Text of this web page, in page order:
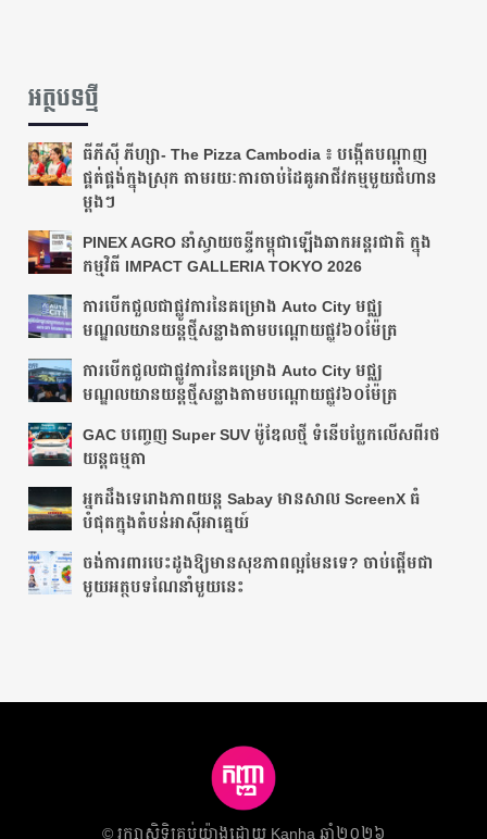
អត្ថបទថ្មី
ធីភីស៊ី ភីហ្សា- The Pizza Cambodia ៖ បង្កើតបណ្តាញ
ផ្គត់ផ្គង់ក្នុងស្រុក តាមរយៈការចាប់ដៃគូអាជីវកម្មមួយជំហាន
ម្តងៗ
PINEX AGRO នាំស្វាយចន្ទីកម្ពុជាឡើងឆាកអន្តរជាតិ ក្នុង
កម្មវិធី IMPACT GALLERIA TOKYO 2026
ការបើកជួលជាផ្លូវការនៃគម្រោង Auto City មជ្ឈ
មណ្ឌលយានយន្តថ្មីសន្លាងតាមបណ្ដោយ​ផ្លូវ​៦០ម៉ែត្រ
ការបើកជួលជាផ្លូវការនៃគម្រោង Auto City មជ្ឈ
មណ្ឌលយានយន្តថ្មីសន្លាងតាមបណ្ដោយ​ផ្លូវ​៦០ម៉ែត្រ
GAC បញ្ចេញ Super SUV ម៉ូឌែលថ្មី ទំនើបប្លែកលើសពីរថ
យន្តធម្មតា
អ្នក​ដឹង​ទេ​រោង​ភាព​យន្ត​ Sabay មាន​សាល ScreenX ធំ​
បំផុត​ក្នុង​តំបន់​អាស៊ីអាគ្នេយ៍​
ចង់ការពារបេះដូងឱ្យមានសុខភាពល្អមែនទេ? ចាប់ផ្តើមជា
មួយអត្ថបទណែនាំមួយនេះ
​© រក្សា​សិទ្ធិ​គ្រប់​យ៉ាង​ដោយ​ Kanha ឆ្នាំ២០២៦